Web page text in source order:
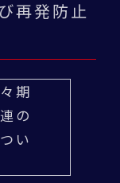
再発防止
期
の
い